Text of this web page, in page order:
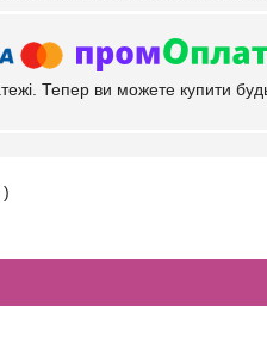
Тепер ви можете купити
)